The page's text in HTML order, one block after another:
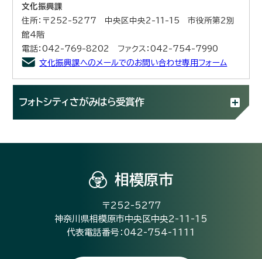
文化振興課
住所：〒252-5277 中央区中央2-11-15 市役所第2別
館4階
電話：042-769-8202 ファクス：042-754-7990
文化振興課へのメールでのお問い合わせ専用フォーム
フォトシティさがみはら受賞作
相模原市
〒252-5277
神奈川県相模原市中央区中央2-11-15
代表電話番号：042-754-1111